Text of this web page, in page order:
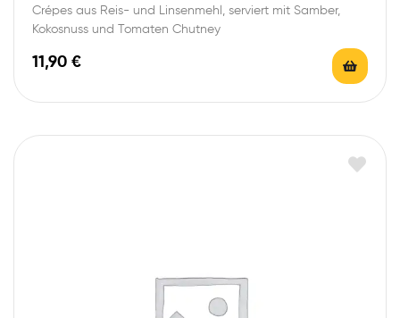
Crépes aus Reis- und Linsenmehl, serviert mit Samber,
Kokosnuss und Tomaten Chutney
11,90 €